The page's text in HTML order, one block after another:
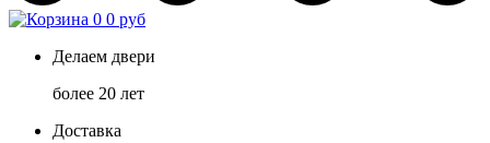
0 0 руб
Делаем двери
более 20 лет
Доставка